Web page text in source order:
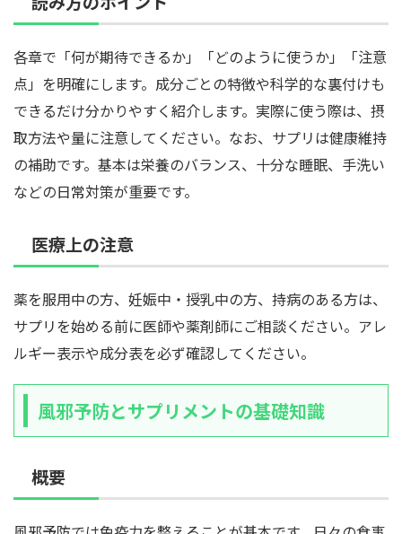
各章で「何が期待できるか」「どのように使うか」「注意
点」を明確にします。成分ごとの特徴や科学的な裏付けも
できるだけ分かりやすく紹介します。実際に使う際は、摂
取方法や量に注意してください。なお、サプリは健康維持
の補助です。基本は栄養のバランス、十分な睡眠、手洗い
などの日常対策が重要です。
医療上の注意
薬を服用中の方、妊娠中・授乳中の方、持病のある方は、
サプリを始める前に医師や薬剤師にご相談ください。アレ
ルギー表示や成分表を必ず確認してください。
風邪予防とサプリメントの基礎知識
概要